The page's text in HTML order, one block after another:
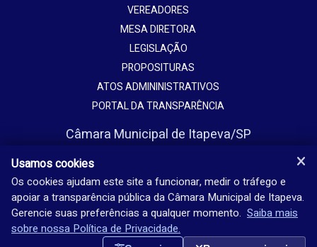
VEREADORES
MESA DIRETORA
LEGISLAÇÃO
PROPOSITURAS
ATOS ADMININISTRATIVOS
PORTAL DA TRANSPARÊNCIA
Câmara Municipal de Itapeva/SP
Jardim Europa - Itapeva - SP - Brasil
(15) 3524-9200
Seg-sex: 08h-18h
Usamos cookies
Os cookies ajudam este site a funcionar, medir o tráfego e
apoiar a transparência pública da Câmara Municipal de Itapeva.
Gerencie suas preferências a qualquer momento. Saiba mais
sobre nossa Política de Privacidade.